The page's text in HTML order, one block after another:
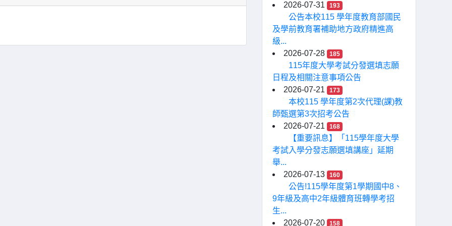
2026-07-31
193
公告本校115 學年度教育部國民
及學前教育署補助地方政府精進高
級...
2026-07-28
185
115年度大學考試分發選填志願
日程及相關注意事項公告
2026-07-21
173
本校115 學年度第2次代理(課)教
師甄選第3次招考公告
2026-07-21
168
【重要訊息】「115學年度大學
考試入學分發志願選填講座」延期
舉...
2026-07-13
160
公告!115學年度第1學期國中8、
9年級及高中2年級體育班轉學考招
生...
2026-07-20
158